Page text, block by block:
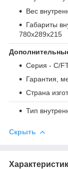
Вес
Габариты
780х289х215
Серия - C/
Гарантия,
Страна
Тип
Скрыть